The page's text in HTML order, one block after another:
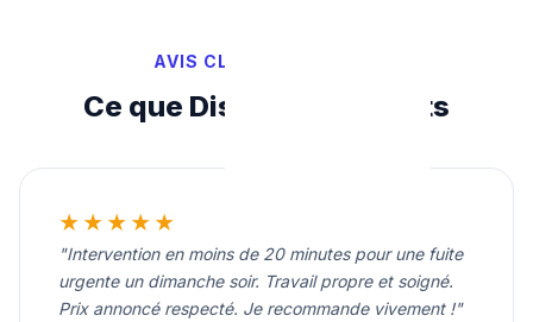
AVIS CLIENTS VÉRIFIÉS
Ce que Disent Nos Clients
★★★★★
"Intervention en moins de 20 minutes pour une fuite
urgente un dimanche soir. Travail propre et soigné.
Prix annoncé respecté. Je recommande vivement !"